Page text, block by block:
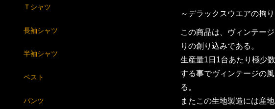
～デラックスウエアの拘り
この商品は、ヴィンテー
りの創り込みである。
生産量1日1台あたり極少
する事でヴィンテージの
る。
またこの生地製造には産
Ｔシャツ
長袖シャツ
半袖シャツ
ベスト
パンツ